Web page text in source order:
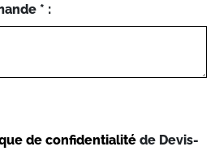
* :
de confidentialité de Devis-